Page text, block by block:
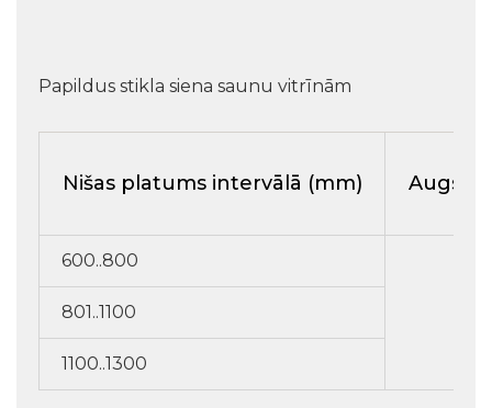
Papildus stikla siena saunu vitrīnām
Nišas platums intervālā (mm)
600..800
801..1100
1100..1300